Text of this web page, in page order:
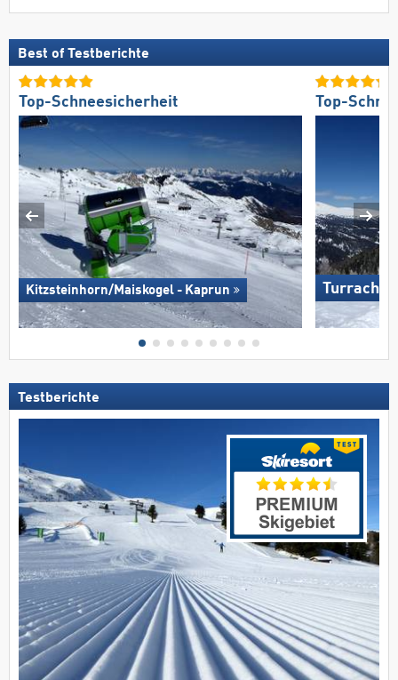
Best of Testberichte
Top-Schneesicherheit
Kitzsteinhorn/​Maiskogel - Kaprun
Top-
Turracher
Testberichte